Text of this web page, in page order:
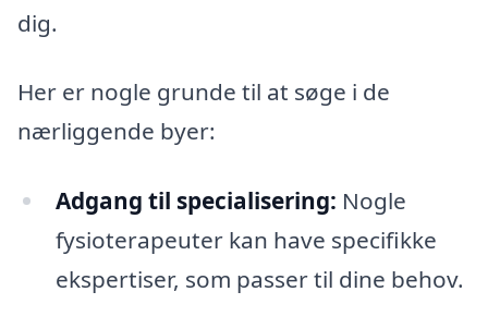
dig.
Her er nogle grunde til at søge i de
nærliggende byer:
Adgang til specialisering: Nogle
fysioterapeuter kan have specifikke
ekspertiser, som passer til dine behov.